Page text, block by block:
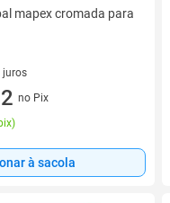
mapex cromada para
juros
juros
no Pix
)
à sacola